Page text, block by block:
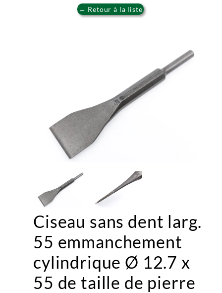
← Retour à la liste
Ciseau sans dent larg.
55 emmanchement
cylindrique Ø 12.7 x
55 de taille de pierre